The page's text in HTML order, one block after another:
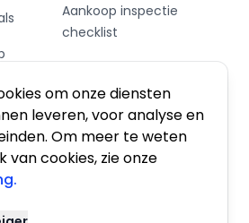
om onze diensten
leveren, voor analyse en
Om meer te weten
van cookies, zie onze
Aankoop inspectie
checklist
Private Leasen,
Financieren of Kopen?